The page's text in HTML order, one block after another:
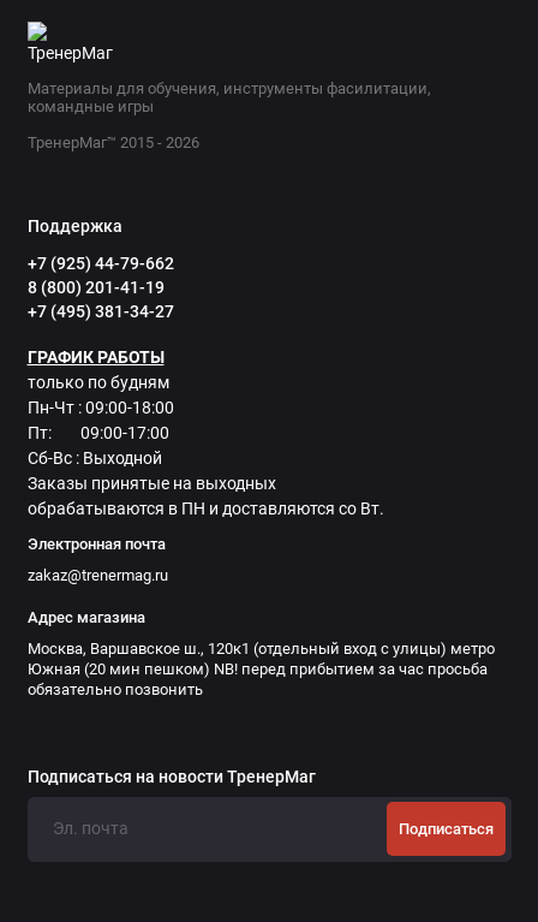
Материалы для обучения, инструменты фасилитации,
командные игры
ТренерМаг™ 2015 - 2026
Поддержка
+7 (925) 44-79-662
8 (800) 201-41-19
+7 (495) 381-34-27
ГРАФИК РАБОТЫ
только по будням
Пн-Чт : 09:00-18:00
Пт: 09:00-17:00
Сб-Вс : Выходной
Заказы принятые на выходных
обрабатываются в ПН и доставляются со Вт.
Электронная почта
zakaz@trenermag.ru
Адрес магазина
Москва, Варшавское ш., 120к1 (отдельный вход с улицы) метро
Южная (20 мин пешком) NB! перед прибытием за час просьба
обязательно позвонить
Подписаться на новости ТренерМаг
Подписаться